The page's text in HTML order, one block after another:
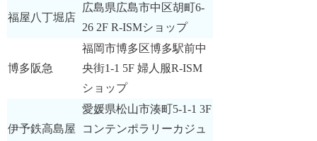
福屋八丁堀店
広島県広島市中区胡町6-
26 2F R-ISMショップ
博多阪急
福岡市博多区博多駅前中
央街1-1 5F 婦人服R-ISM
ショップ
伊予鉄高島屋
愛媛県松山市湊町5-1-1 3F
コンテンポラリーカジュ